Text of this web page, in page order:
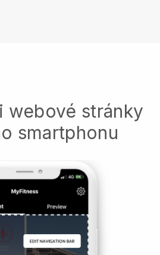
webové stránky
smartphonu